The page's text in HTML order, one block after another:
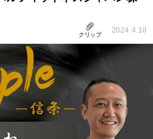
クリップ
2024.4.10